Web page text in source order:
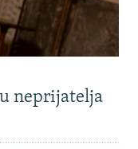
neprijatelja